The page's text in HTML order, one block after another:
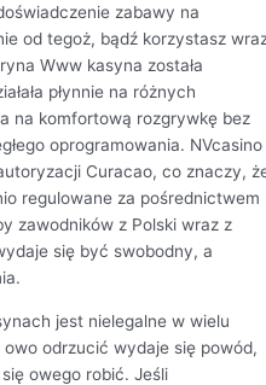
zabawy na
od tegoż, bądź korzystasz
Www kasyna została
płynnie na różnych
na komfortową rozgrywkę bez
oprogramowania. NVcasino
Curacao, co znaczy,
regulowane za pośrednictwem
zawodników z Polski wraz z
się być swobodny, a
jest nielegalne w wielu
odrzucić wydaje się powód,
owego robić. Jeśli